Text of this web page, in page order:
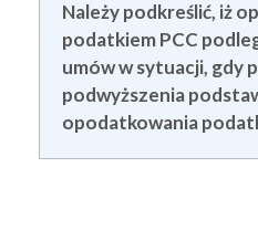
Należy podkreślić, iż
podatkiem PCC
umów w sytuacji, gdy
podwyższenia
opodatkowania